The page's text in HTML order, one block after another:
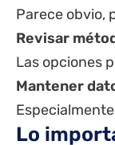
Parece obvio,
Revisar
Las opciones
Mantener
Lo